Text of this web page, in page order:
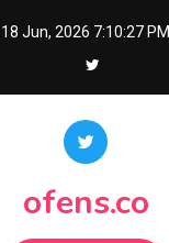
18 Jun, 2026 7:10:29 PM
ofens.co